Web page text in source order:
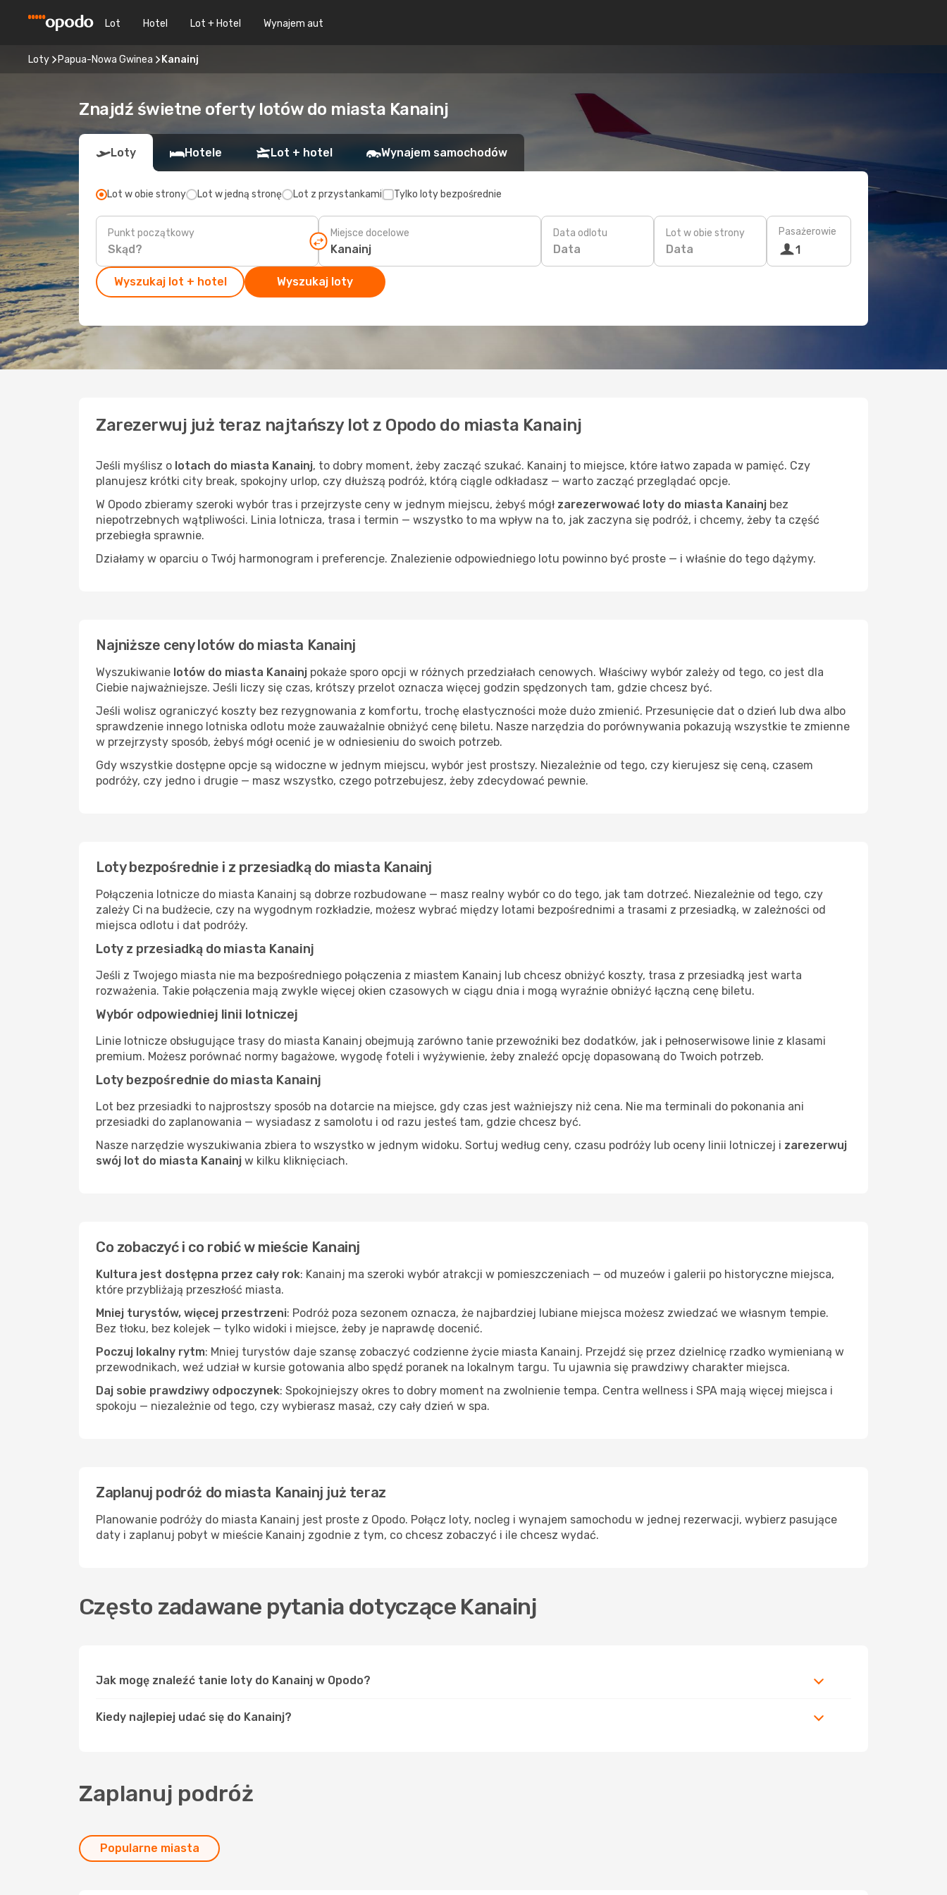
Lot Hotel Lot + Hotel Wynajem aut
Loty Papua-Nowa Gwinea Kanainj
Znajdź świetne oferty lotów do miasta Kanainj
Loty Hotele Lot + hotel Wynajem samochodów
Lot w obie strony Lot w jedną stronę Lot z przystankami Tylko loty bezpośrednie
Punkt początkowy Miejsce docelowe Data odlotu
Data
Lot w obie strony
Data
Pasażerowie
1
Wyszukaj lot + hotel Wyszukaj loty
Zarezerwuj już teraz najtańszy lot z Opodo do miasta Kanainj
Jeśli myślisz o lotach do miasta Kanainj, to dobry moment, żeby zacząć szukać. Kanainj to miejsce, które łatwo zapada w pamięć. Czy
planujesz krótki city break, spokojny urlop, czy dłuższą podróż, którą ciągle odkładasz — warto zacząć przeglądać opcje.
W Opodo zbieramy szeroki wybór tras i przejrzyste ceny w jednym miejscu, żebyś mógł zarezerwować loty do miasta Kanainj bez
niepotrzebnych wątpliwości. Linia lotnicza, trasa i termin — wszystko to ma wpływ na to, jak zaczyna się podróż, i chcemy, żeby ta część
przebiegła sprawnie.
Działamy w oparciu o Twój harmonogram i preferencje. Znalezienie odpowiedniego lotu powinno być proste — i właśnie do tego dążymy.
Najniższe ceny lotów do miasta Kanainj
Wyszukiwanie lotów do miasta Kanainj pokaże sporo opcji w różnych przedziałach cenowych. Właściwy wybór zależy od tego, co jest dla
Ciebie najważniejsze. Jeśli liczy się czas, krótszy przelot oznacza więcej godzin spędzonych tam, gdzie chcesz być.
Jeśli wolisz ograniczyć koszty bez rezygnowania z komfortu, trochę elastyczności może dużo zmienić. Przesunięcie dat o dzień lub dwa albo
sprawdzenie innego lotniska odlotu może zauważalnie obniżyć cenę biletu. Nasze narzędzia do porównywania pokazują wszystkie te zmienne
w przejrzysty sposób, żebyś mógł ocenić je w odniesieniu do swoich potrzeb.
Gdy wszystkie dostępne opcje są widoczne w jednym miejscu, wybór jest prostszy. Niezależnie od tego, czy kierujesz się ceną, czasem
podróży, czy jedno i drugie — masz wszystko, czego potrzebujesz, żeby zdecydować pewnie.
Loty bezpośrednie i z przesiadką do miasta Kanainj
Połączenia lotnicze do miasta Kanainj są dobrze rozbudowane — masz realny wybór co do tego, jak tam dotrzeć. Niezależnie od tego, czy
zależy Ci na budżecie, czy na wygodnym rozkładzie, możesz wybrać między lotami bezpośrednimi a trasami z przesiadką, w zależności od
miejsca odlotu i dat podróży.
Loty z przesiadką do miasta Kanainj
Jeśli z Twojego miasta nie ma bezpośredniego połączenia z miastem Kanainj lub chcesz obniżyć koszty, trasa z przesiadką jest warta
rozważenia. Takie połączenia mają zwykle więcej okien czasowych w ciągu dnia i mogą wyraźnie obniżyć łączną cenę biletu.
Wybór odpowiedniej linii lotniczej
Linie lotnicze obsługujące trasy do miasta Kanainj obejmują zarówno tanie przewoźniki bez dodatków, jak i pełnoserwisowe linie z klasami
premium. Możesz porównać normy bagażowe, wygodę foteli i wyżywienie, żeby znaleźć opcję dopasowaną do Twoich potrzeb.
Loty bezpośrednie do miasta Kanainj
Lot bez przesiadki to najprostszy sposób na dotarcie na miejsce, gdy czas jest ważniejszy niż cena. Nie ma terminali do pokonania ani
przesiadki do zaplanowania — wysiadasz z samolotu i od razu jesteś tam, gdzie chcesz być.
Nasze narzędzie wyszukiwania zbiera to wszystko w jednym widoku. Sortuj według ceny, czasu podróży lub oceny linii lotniczej i zarezerwuj
swój lot do miasta Kanainj w kilku kliknięciach.
Co zobaczyć i co robić w mieście Kanainj
Kultura jest dostępna przez cały rok: Kanainj ma szeroki wybór atrakcji w pomieszczeniach — od muzeów i galerii po historyczne miejsca,
które przybliżają przeszłość miasta.
Mniej turystów, więcej przestrzeni: Podróż poza sezonem oznacza, że najbardziej lubiane miejsca możesz zwiedzać we własnym tempie.
Bez tłoku, bez kolejek — tylko widoki i miejsce, żeby je naprawdę docenić.
Poczuj lokalny rytm: Mniej turystów daje szansę zobaczyć codzienne życie miasta Kanainj. Przejdź się przez dzielnicę rzadko wymienianą w
przewodnikach, weź udział w kursie gotowania albo spędź poranek na lokalnym targu. Tu ujawnia się prawdziwy charakter miejsca.
Daj sobie prawdziwy odpoczynek: Spokojniejszy okres to dobry moment na zwolnienie tempa. Centra wellness i SPA mają więcej miejsca i
spokoju — niezależnie od tego, czy wybierasz masaż, czy cały dzień w spa.
Zaplanuj podróż do miasta Kanainj już teraz
Planowanie podróży do miasta Kanainj jest proste z Opodo. Połącz loty, nocleg i wynajem samochodu w jednej rezerwacji, wybierz pasujące
daty i zaplanuj pobyt w mieście Kanainj zgodnie z tym, co chcesz zobaczyć i ile chcesz wydać.
Często zadawane pytania dotyczące Kanainj
Jak mogę znaleźć tanie loty do Kanainj w Opodo?
Kiedy najlepiej udać się do Kanainj?
Zaplanuj podróż
Popularne miasta